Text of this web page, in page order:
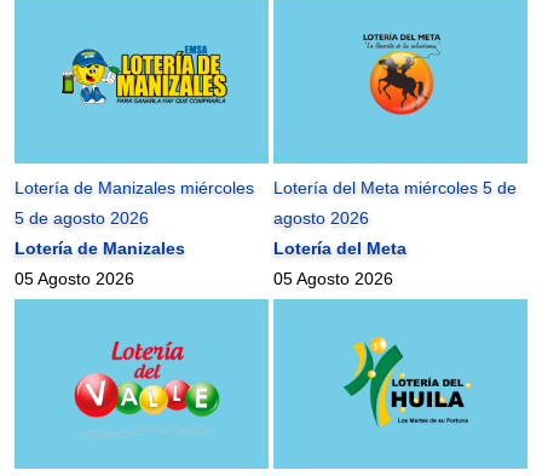
Lotería de Manizales miércoles
5 de agosto 2026
Lotería de Manizales
05 Agosto 2026
Lotería del Meta miércoles 5 de
agosto 2026
Lotería del Meta
05 Agosto 2026